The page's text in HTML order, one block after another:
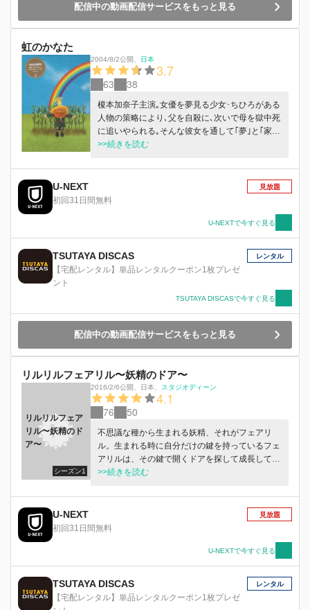
配信中の動画配信サービスをもっと見る
虹のかなた
2004/8/2公開 日本
3.7
63 38
榎本加奈子主演｡女優を夢見る少女･ちひろがある
人物の策略により､父を自殺に､次いで母を獄中死
に追いやられる｡そんな彼女を通して｢夢｣と｢家
族｣を描く｡
>>続きを読む
U-NEXT
初回31日間無料
見放題
U-NEXTで今すぐ見る
TSUTAYA DISCAS
【宅配レンタル】単品レンタルクーポン1枚プレゼ
ント
レンタル
TSUTAYA DISCASで今すぐ見る
配信中の動画配信サービスをもっと見る
リルリルフェアリル〜妖精のドア〜
シーズン1
リルリルフェア
リル〜妖精のド
ア〜
2016/2/6公開 日本 スタジオディーン
4.1
76 50
不思議な種から生まれる妖精、それがフェアリ
ル。生まれる時に自分だけの鍵を持っているフェ
アリルは、その鍵で開くドアを探して成長してい
く。たくさんのフェアリルと、思わずのぞきたく
界の物語。
>>続きを読む
U-NEXT
初回31日間無料
見放題
U-NEXTで今すぐ見る
TSUTAYA DISCAS
【宅配レンタル】単品レンタルクーポン1枚プレゼ
レンタル